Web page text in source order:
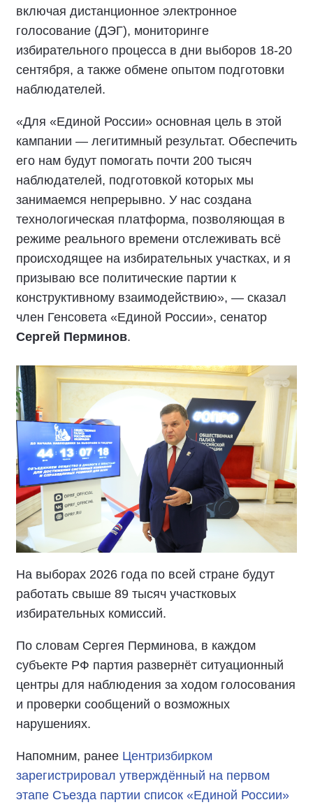
включая дистанционное электронное
голосование (ДЭГ), мониторинге
избирательного процесса в дни выборов 18-20
сентября, а также обмене опытом подготовки
наблюдателей.
«Для «Единой России» основная цель в этой
кампании — легитимный результат. Обеспечить
его нам будут помогать почти 200 тысяч
наблюдателей, подготовкой которых мы
занимаемся непрерывно. У нас создана
технологическая платформа, позволяющая в
режиме реального времени отслеживать всё
происходящее на избирательных участках, и я
призываю все политические партии к
конструктивному взаимодействию», — сказал
член Генсовета «Единой России», сенатор
Сергей Перминов.
На выборах 2026 года по всей стране будут
работать свыше 89 тысяч участковых
избирательных комиссий.
По словам Сергея Перминова, в каждом
субъекте РФ партия развернёт ситуационный
центры для наблюдения за ходом голосования
и проверки сообщений о возможных
нарушениях.
Напомним, ранее Центризбирком
зарегистрировал утверждённый на первом
этапе Съезда партии список «Единой России»